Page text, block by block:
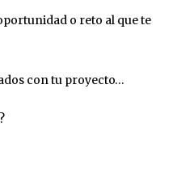
o reto al que te
con tu proyecto…